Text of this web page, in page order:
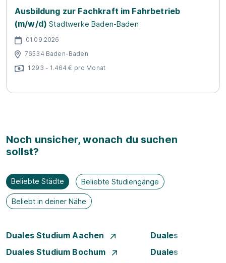
Ausbildung zur Fachkraft im Fahrbetrieb
(m/w/d) Stadtwerke Baden-Baden
01.09.2026
76534 Baden-Baden
1.293 - 1.464 € pro Monat
Noch unsicher, wonach du suchen
sollst?
Beliebte Städte Beliebte Studiengänge
Beliebt in deiner Nähe
Duales Studium Aachen
Duales Studium
Duales Studium Bochum
Duales Studium